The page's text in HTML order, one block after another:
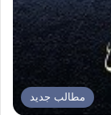
مطالب جدید